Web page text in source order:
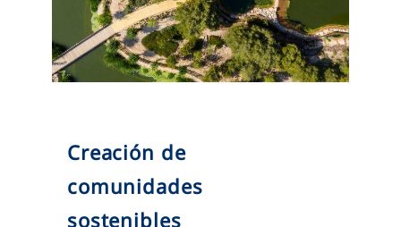
Creación de
comunidades
sostenibles